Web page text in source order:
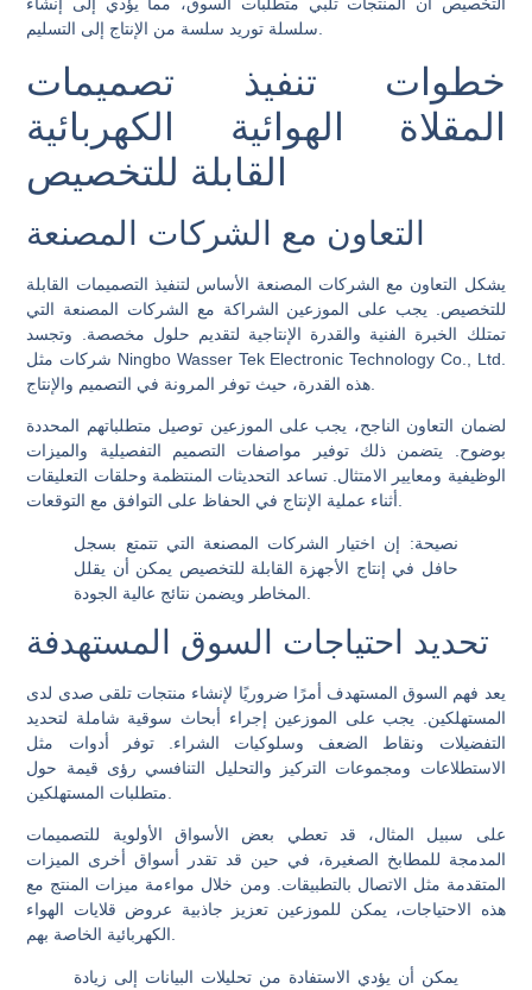
التخصيص أن المنتجات تلبي متطلبات السوق، مما يؤدي إلى إنشاء
سلسلة توريد سلسة من الإنتاج إلى التسليم.
خطوات تنفيذ تصميمات
المقلاة الهوائية الكهربائية
القابلة للتخصيص
التعاون مع الشركات المصنعة
يشكل التعاون مع الشركات المصنعة الأساس لتنفيذ التصميمات القابلة
للتخصيص. يجب على الموزعين الشراكة مع الشركات المصنعة التي
تمتلك الخبرة الفنية والقدرة الإنتاجية لتقديم حلول مخصصة. وتجسد
شركات مثل Ningbo Wasser Tek Electronic Technology Co., Ltd.
لضمان التعاون الناجح، يجب على الموزعين توصيل متطلباتهم المحددة
بوضوح. يتضمن ذلك توفير مواصفات التصميم التفصيلية والميزات
الوظيفية ومعايير الامتثال. تساعد التحديثات المنتظمة وحلقات التعليقات
أثناء عملية الإنتاج في الحفاظ على التوافق مع التوقعات.
نصيحة: إن اختيار الشركات المصنعة التي تتمتع بسجل
حافل في إنتاج الأجهزة القابلة للتخصيص يمكن أن يقلل
تحديد احتياجات السوق المستهدفة
يعد فهم السوق المستهدف أمرًا ضروريًا لإنشاء منتجات تلقى صدى لدى
المستهلكين. يجب على الموزعين إجراء أبحاث سوقية شاملة لتحديد
التفضيلات ونقاط الضعف وسلوكيات الشراء. توفر أدوات مثل
الاستطلاعات ومجموعات التركيز والتحليل التنافسي رؤى قيمة حول
على سبيل المثال، قد تعطي بعض الأسواق الأولوية للتصميمات
المدمجة للمطابخ الصغيرة، في حين قد تقدر أسواق أخرى الميزات
المتقدمة مثل الاتصال بالتطبيقات. ومن خلال مواءمة ميزات المنتج مع
هذه الاحتياجات، يمكن للموزعين تعزيز جاذبية عروض قلايات الهواء
الكهربائية الخاصة بهم.
يمكن أن يؤدي الاستفادة من تحليلات البيانات إلى زيادة